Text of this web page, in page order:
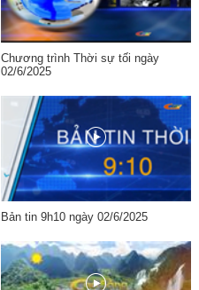
Chương trình Thời sự tối ngày
02/6/2025
Bản tin 9h10 ngày 02/6/2025